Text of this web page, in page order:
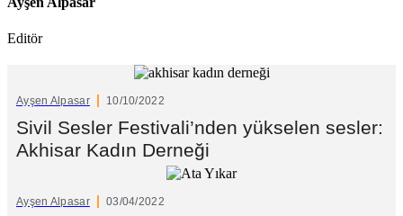
Editör
Ayşen Alpasar 10/10/2022
Sivil Sesler Festivali’nden yükselen sesler:
Akhisar Kadın Derneği
Ayşen Alpasar 03/04/2022